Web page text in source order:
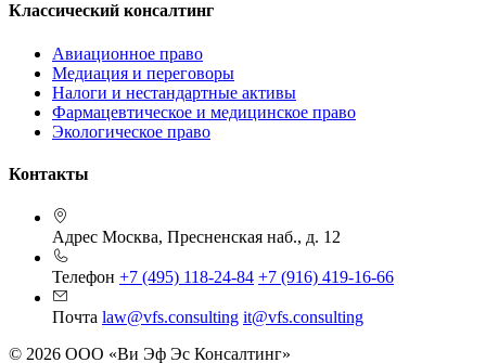
Классический консалтинг
Авиационное право
Медиация и переговоры
Налоги и нестандартные активы
Фармацевтическое и медицинское право
Экологическое право
Контакты
Адрес Москва, Пресненская наб., д. 12
Телефон +7 (495) 118-24-84 +7 (916) 419-16-66
Почта law@vfs.consulting it@vfs.consulting
© 2026 ООО «Ви Эф Эс Консалтинг»